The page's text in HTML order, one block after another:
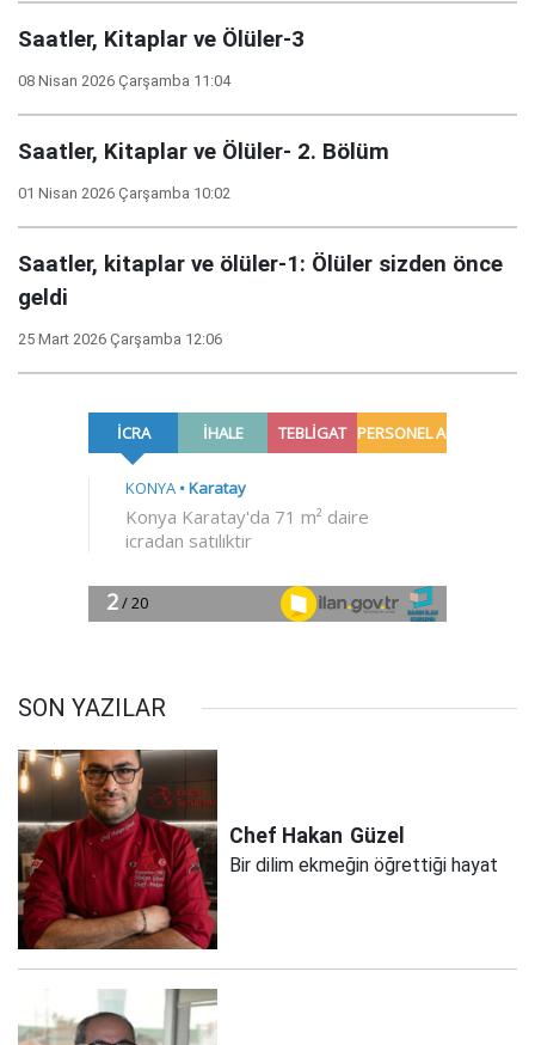
Saatler, Kitaplar ve Ölüler-3
08 Nisan 2026 Çarşamba 11:04
Saatler, Kitaplar ve Ölüler- 2. Bölüm
01 Nisan 2026 Çarşamba 10:02
Saatler, kitaplar ve ölüler-1: Ölüler sizden önce
geldi
25 Mart 2026 Çarşamba 12:06
SON YAZILAR
Chef Hakan Güzel
Bir dilim ekmeğin öğrettiği hayat